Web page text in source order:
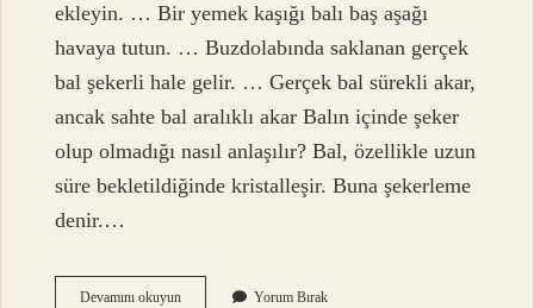
ekleyin. … Bir yemek kaşığı balı baş aşağı
havaya tutun. … Buzdolabında saklanan gerçek
bal şekerli hale gelir. … Gerçek bal sürekli akar,
ancak sahte bal aralıklı akar Balın içinde şeker
olup olmadığı nasıl anlaşılır? Bal, özellikle uzun
süre bekletildiğinde kristalleşir. Buna şekerleme
denir.…
Devamını okuyunBir
Yorum Bırak